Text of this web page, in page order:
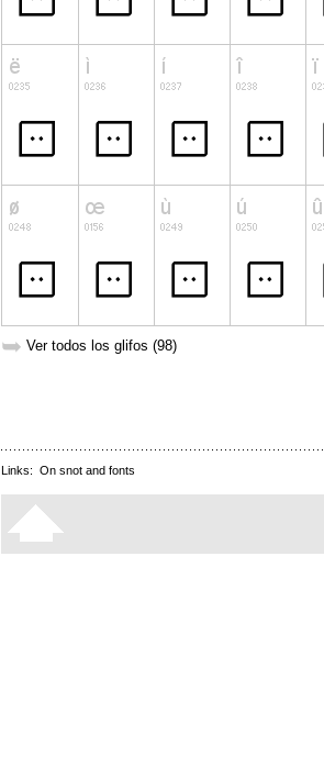
➥ Ver todos los glifos (98)
Links: On snot and fonts